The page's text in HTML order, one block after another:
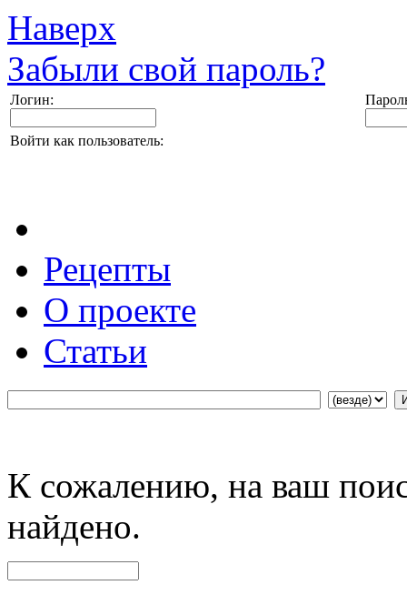
Наверх
Забыли свой пароль?
Логин:
Войти как пользователь:
Рецепты
О проекте
Статьи
К сожалению, на ваш
найдено.